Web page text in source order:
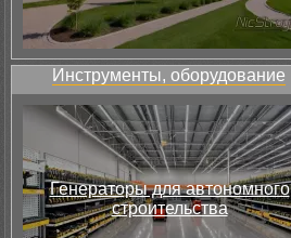
Инструменты, оборудование
Генераторы для автономного
строительства